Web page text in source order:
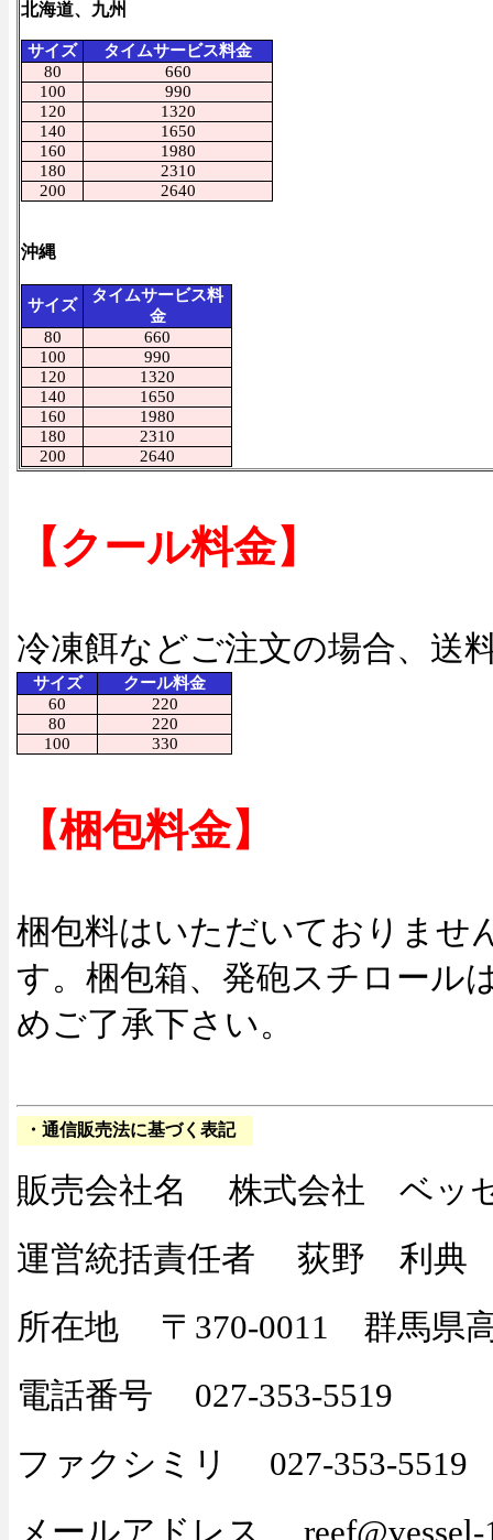
北海道、九州
サイズ
タイムサービス料金
80
660
100
990
120
1320
140
1650
160
1980
180
2310
200
2640
沖縄
サイズ
タイムサービス料
金
80
660
100
990
120
1320
140
1650
160
1980
180
2310
200
2640
【クール料金】
冷凍餌などご注文の場合、送
サイズ
クール料金
60
220
80
220
100
330
【梱包料金】
梱包料はいただいておりませ
す。梱包箱、発砲スチロール
めご了承下さい。
・通信販売法に基づく表記
販売会社名
株式会社 ベッ
運営統括責任者
荻野 利典
所在地
〒370-0011 群馬県
電話番号
027-353-5519
ファクシミリ
027-353-5519
メールアドレス